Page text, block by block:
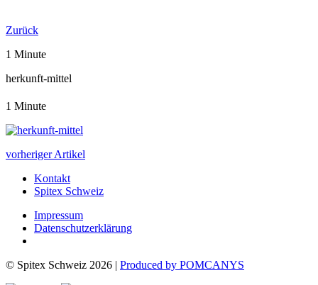
Zurück
1 Minute
herkunft-mittel
1 Minute
vorheriger Artikel
Kontakt
Spitex Schweiz
Impressum
Datenschutzerklärung
© Spitex Schweiz 2026 | Produced by POMCANYS